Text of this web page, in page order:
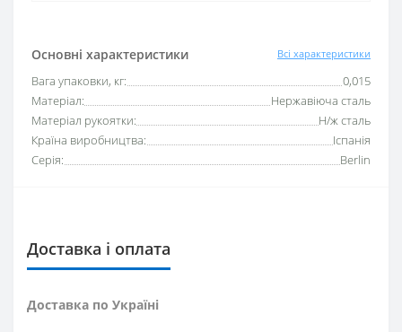
Основні характеристики Всі характеристики
Вага упаковки, кг:
0,015
Матеріал:
Нержавіюча сталь
Матеріал рукоятки:
Н/ж сталь
Країна виробництва:
Іспанія
Серія:
Berlin
Доставка і оплата
Доставка по Україні